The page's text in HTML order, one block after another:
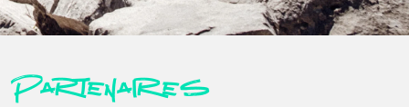
Partenaires